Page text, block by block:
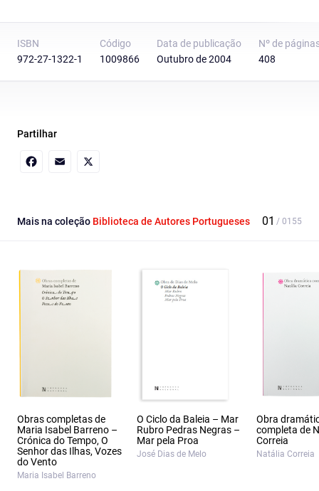
ISBN
972-27-1322-1
Código
1009866
Data de publicação
Outubro de 2004
Nº de
408
Partilhar
Mais na coleção Biblioteca de Autores Portugueses
Obras completas de
Maria Isabel Barreno –
Crónica do Tempo, O
Senhor das Ilhas, Vozes
do Vento
Maria Isabel Barreno
O Ciclo da Baleia – Mar
Rubro Pedras Negras –
Mar pela Proa
José Dias de Melo
Obra
completa de
Correia
Natália Correia